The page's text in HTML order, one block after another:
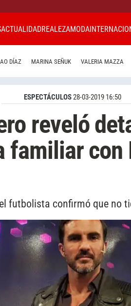
ACTUALIDADREALEZAMODA
DÍAZ MARINA SEÑUK VALERIA MAZZA
ESPECTÁCULOS28-03-2019 16:50
reveló
familiar con
futbolista confirmó que no